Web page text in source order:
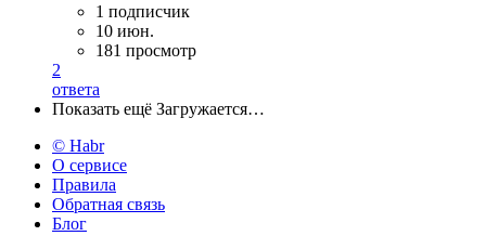
1 подписчик
10 июн.
181 просмотр
2
ответа
Показать ещё Загружается…
© Habr
О сервисе
Правила
Обратная связь
Блог